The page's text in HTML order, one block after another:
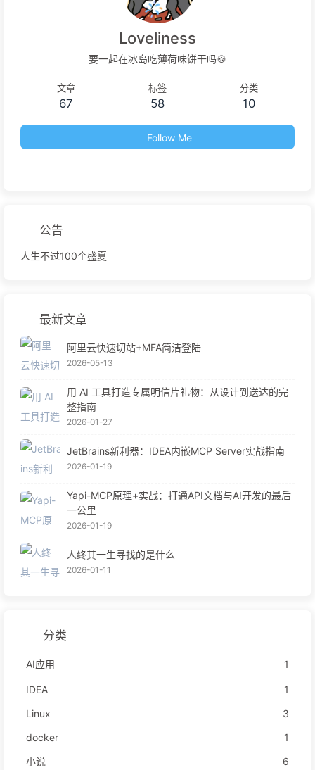
Loveliness
要一起在冰岛吃薄荷味饼干吗🍪
文章
67
标签
58
分类
10
Follow Me
公告
人生不过100个盛夏
最新文章
阿里云快速切站+MFA简洁登陆
2026-05-13
用 AI 工具打造专属明信片礼物：从设计到送达的完
整指南
2026-01-27
JetBrains新利器：IDEA内嵌MCP Server实战指南
2026-01-19
Yapi-MCP原理+实战：打通API文档与AI开发的最后
一公里
2026-01-19
人终其一生寻找的是什么
2026-01-11
分类
AI应用 1
IDEA
1
Linux
3
docker
1
小说
6